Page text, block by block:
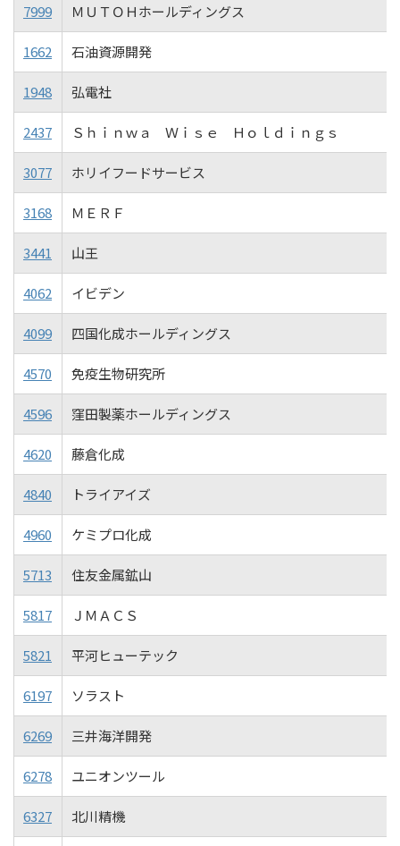
7999 ＭＵＴＯＨホールディングス
1662 石油資源開発
1948 弘電社
2437 Ｓｈｉｎｗａ Ｗｉｓｅ Ｈｏｌｄｉｎｇｓ
3077 ホリイフードサービス
3168 ＭＥＲＦ
3441 山王
4062 イビデン
4099 四国化成ホールディングス
4570 免疫生物研究所
4596 窪田製薬ホールディングス
4620 藤倉化成
4840 トライアイズ
4960 ケミプロ化成
5713 住友金属鉱山
5817 ＪＭＡＣＳ
5821 平河ヒューテック
6197 ソラスト
6269 三井海洋開発
6278 ユニオンツール
6327 北川精機